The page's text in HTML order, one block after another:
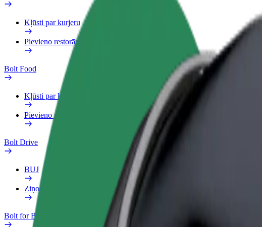
Kļūsti par kurjeru
Pievieno restorānu vai veikalu
Bolt Food
Kļūsti par kurjeru
Pievieno restorānu vai veikalu
Bolt Drive
BUJ
Ziņo par transportlīdzekli
Bolt for Business